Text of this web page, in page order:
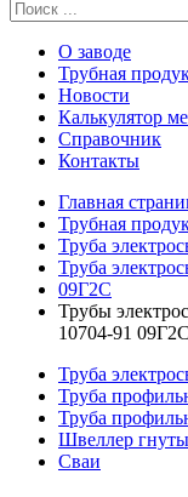
О заводе
Трубная
Новости
Калькулятор
Справочник
Контакты
Главная
Трубная
Труба
Труба
09Г2С
Трубы
10704-91 09Г2С
Труба
Труба
Труба
Швеллер
Сваи